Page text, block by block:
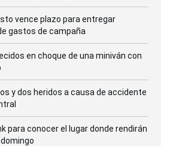
vence plazo para entregar
gastos de campaña
en choque de una miniván con
y dos heridos a causa de accidente
para conocer el lugar donde rendirán